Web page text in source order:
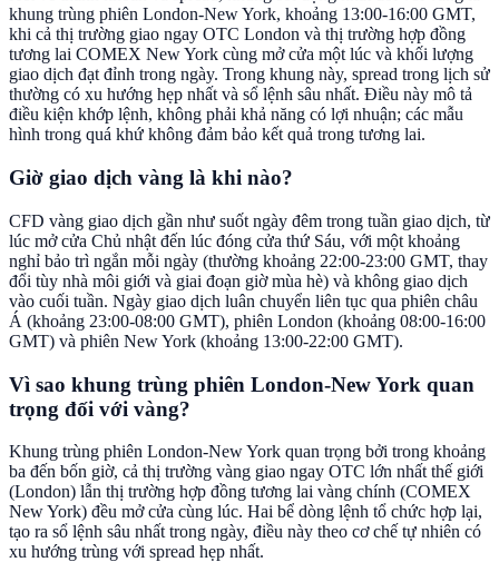
khung trùng phiên London-New York, khoảng 13:00-16:00 GMT,
khi cả thị trường giao ngay OTC London và thị trường hợp đồng
tương lai COMEX New York cùng mở cửa một lúc và khối lượng
giao dịch đạt đỉnh trong ngày. Trong khung này, spread trong lịch sử
thường có xu hướng hẹp nhất và sổ lệnh sâu nhất. Điều này mô tả
điều kiện khớp lệnh, không phải khả năng có lợi nhuận; các mẫu
hình trong quá khứ không đảm bảo kết quả trong tương lai.
Giờ giao dịch vàng là khi nào?
CFD vàng giao dịch gần như suốt ngày đêm trong tuần giao dịch, từ
lúc mở cửa Chủ nhật đến lúc đóng cửa thứ Sáu, với một khoảng
nghỉ bảo trì ngắn mỗi ngày (thường khoảng 22:00-23:00 GMT, thay
đổi tùy nhà môi giới và giai đoạn giờ mùa hè) và không giao dịch
vào cuối tuần. Ngày giao dịch luân chuyển liên tục qua phiên châu
Á (khoảng 23:00-08:00 GMT), phiên London (khoảng 08:00-16:00
GMT) và phiên New York (khoảng 13:00-22:00 GMT).
Vì sao khung trùng phiên London-New York quan
trọng đối với vàng?
Khung trùng phiên London-New York quan trọng bởi trong khoảng
ba đến bốn giờ, cả thị trường vàng giao ngay OTC lớn nhất thế giới
(London) lẫn thị trường hợp đồng tương lai vàng chính (COMEX
New York) đều mở cửa cùng lúc. Hai bể dòng lệnh tổ chức hợp lại,
tạo ra sổ lệnh sâu nhất trong ngày, điều này theo cơ chế tự nhiên có
xu hướng trùng với spread hẹp nhất.